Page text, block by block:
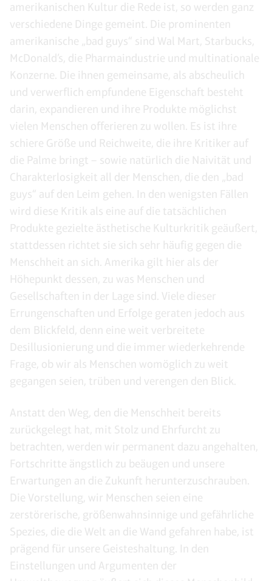
amerikanischen Kultur die Rede ist, so werden ganz
verschiedene Dinge gemeint. Die prominenten
amerikanische „bad guys“ sind Wal Mart, Starbucks,
McDonald’s, die Pharmaindustrie und multinationale
Konzerne. Die ihnen gemeinsame, als abscheulich
und verwerflich empfundene Eigenschaft besteht
darin, expandieren und ihre Produkte möglichst
vielen Menschen offerieren zu wollen. Es ist ihre
schiere Größe und Reichweite, die ihre Kritiker auf
die Palme bringt – sowie natürlich die Naivität und
Charakterlosigkeit all der Menschen, die den „bad
guys“ auf den Leim gehen. In den wenigsten Fällen
wird diese Kritik als eine auf die tatsächlichen
Produkte gezielte ästhetische Kulturkritik geäußert,
stattdessen richtet sie sich sehr häufig gegen die
Menschheit an sich. Amerika gilt hier als der
Höhepunkt dessen, zu was Menschen und
Gesellschaften in der Lage sind. Viele dieser
Errungenschaften und Erfolge geraten jedoch aus
dem Blickfeld, denn eine weit verbreitete
Desillusionierung und die immer wiederkehrende
Frage, ob wir als Menschen womöglich zu weit
gegangen seien, trüben und verengen den Blick.
Anstatt den Weg, den die Menschheit bereits
zurückgelegt hat, mit Stolz und Ehrfurcht zu
betrachten, werden wir permanent dazu angehalten,
Fortschritte ängstlich zu beäugen und unsere
Erwartungen an die Zukunft herunterzuschrauben.
Die Vorstellung, wir Menschen seien eine
zerstörerische, größenwahnsinnige und gefährliche
Spezies, die die Welt an die Wand gefahren habe, ist
prägend für unsere Geisteshaltung. In den
Einstellungen und Argumenten der